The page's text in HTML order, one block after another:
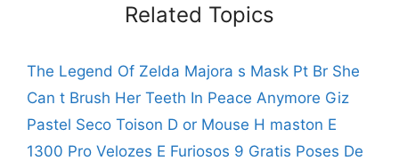
Related Topics
The Legend Of Zelda Majora s Mask Pt Br She
Can t Brush Her Teeth In Peace Anymore Giz
Pastel Seco Toison D or Mouse H maston E
1300 Pro Velozes E Furiosos 9 Gratis Poses De